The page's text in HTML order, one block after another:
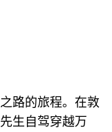
路的旅程。在敦
生自驾穿越万